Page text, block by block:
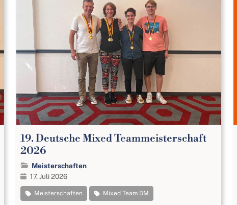
19. Deutsche Mixed Teammeisterschaft
2026
Meisterschaften
17. Juli 2026
Meisterschaften Mixed Team DM